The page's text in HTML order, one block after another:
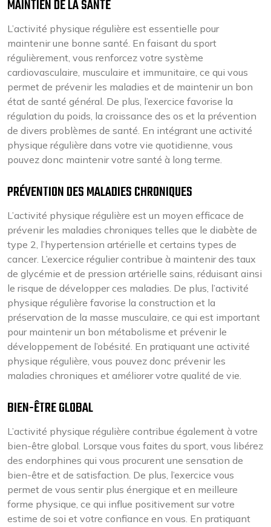
MAINTIEN DE LA SANTÉ
L’activité physique régulière est essentielle pour
maintenir une bonne santé. En faisant du sport
régulièrement, vous renforcez votre système
cardiovasculaire, musculaire et immunitaire, ce qui vous
permet de prévenir les maladies et de maintenir un bon
état de santé général. De plus, l’exercice favorise la
régulation du poids, la croissance des os et la prévention
de divers problèmes de santé. En intégrant une activité
physique régulière dans votre vie quotidienne, vous
pouvez donc maintenir votre santé à long terme.
PRÉVENTION DES MALADIES CHRONIQUES
L’activité physique régulière est un moyen efficace de
prévenir les maladies chroniques telles que le diabète de
type 2, l’hypertension artérielle et certains types de
cancer. L’exercice régulier contribue à maintenir des taux
de glycémie et de pression artérielle sains, réduisant ainsi
le risque de développer ces maladies. De plus, l’activité
physique régulière favorise la construction et la
préservation de la masse musculaire, ce qui est important
pour maintenir un bon métabolisme et prévenir le
développement de l’obésité. En pratiquant une activité
physique régulière, vous pouvez donc prévenir les
maladies chroniques et améliorer votre qualité de vie.
BIEN-ÊTRE GLOBAL
L’activité physique régulière contribue également à votre
bien-être global. Lorsque vous faites du sport, vous libérez
des endorphines qui vous procurent une sensation de
bien-être et de satisfaction. De plus, l’exercice vous
permet de vous sentir plus énergique et en meilleure
forme physique, ce qui influe positivement sur votre
estime de soi et votre confiance en vous. En pratiquant